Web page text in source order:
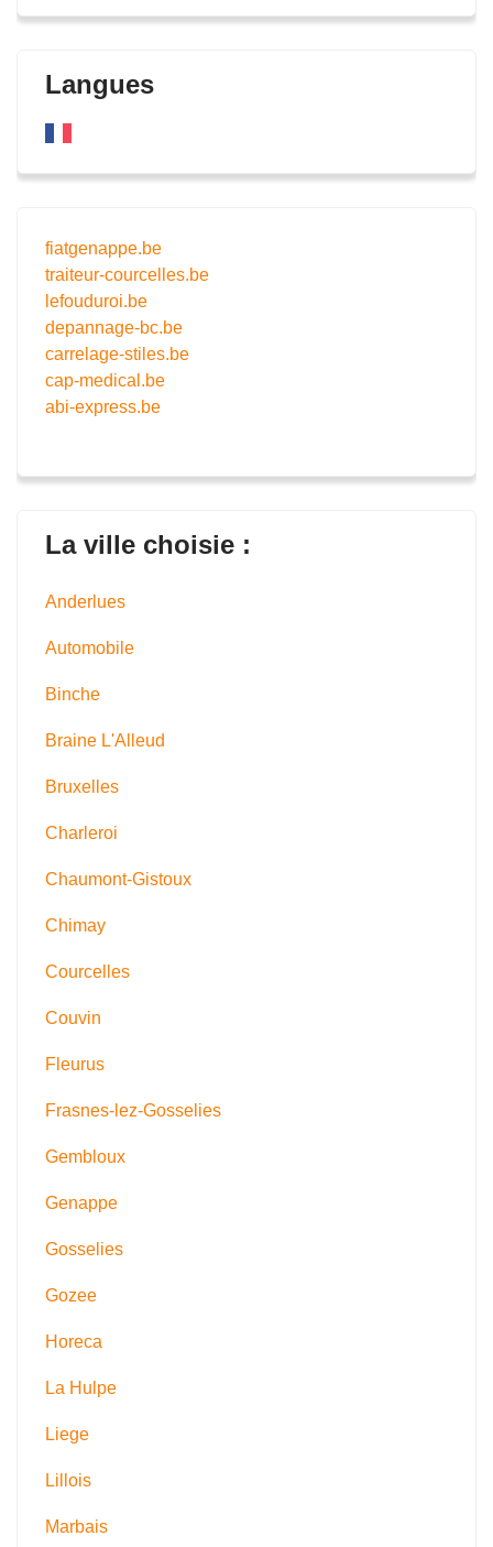
Langues
fiatgenappe.be
traiteur-courcelles.be
lefouduroi.be
depannage-bc.be
carrelage-stiles.be
cap-medical.be
abi-express.be
La ville choisie :
Anderlues
Automobile
Binche
Braine L'Alleud
Bruxelles
Charleroi
Chaumont-Gistoux
Chimay
Courcelles
Couvin
Fleurus
Frasnes-lez-Gosselies
Gembloux
Genappe
Gosselies
Gozee
Horeca
La Hulpe
Liege
Lillois
Marbais